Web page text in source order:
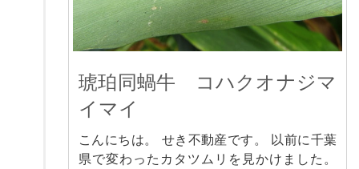
琥珀同蝸牛 コハクオナジマ
イマイ
こんにちは。 せき不動産です。 以前に千葉
県で変わったカタツムリを見かけました。